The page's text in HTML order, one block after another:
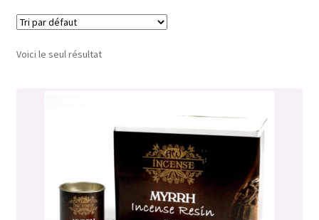
LIVRES ET ARTS DIVINATOIRES
PRODUITS DE BIEN ÊTRE
Voici le seul résultat